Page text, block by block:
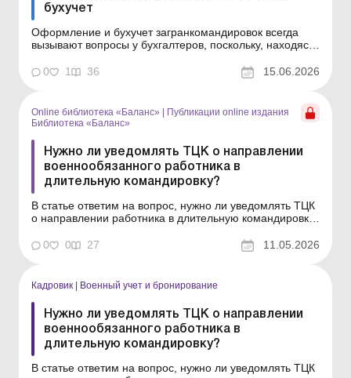
бухучет
Оформление и бухучет загранкомандировок всегда
вызывают вопросы у бухгалтеров, поскольку, находясь
инвалюте. В статье рассмотрим порядок учета
командировочных расходов в ситуации, когда аванс на
или г...
0 1 36 15.06.2026
Online библиотека «Баланс»
Публикации online издания
Библиотека «Баланс»
Нужно ли уведомлять ТЦК о направлении
военнообязанного работника в
длительную командировку?
В статье ответим на вопрос, нужно ли уведомлять ТЦК
о направлении работника в длительную командировку
учету. Библиотека Баланс № 9 «Ведение воинского
учета юридическими лицами» Практическая ситуация
0 0 27 11.05.2026
Кадровик Военный учет и бронирование
Нужно ли уведомлять ТЦК о направлении
военнообязанного работника в
длительную командировку?
В статье ответим на вопрос, нужно ли уведомлять ТЦК